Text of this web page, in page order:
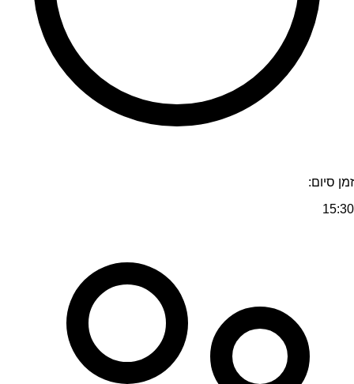
זמן סיום:
15:30